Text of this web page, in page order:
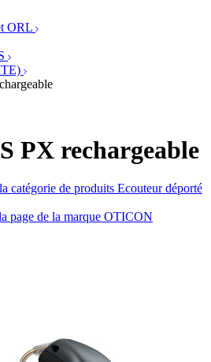
ORL
PX rechargeable
catégorie de produits Ecouteur déporté
page de la marque OTICON